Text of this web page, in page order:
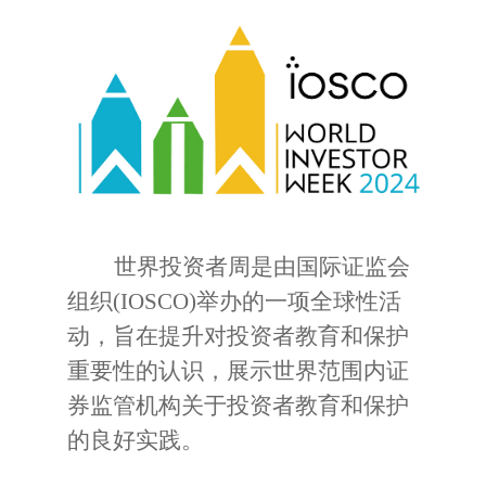
世界投资者周是由国际证监会
组织(IOSCO)举办的一项全球性活
动，旨在提升对投资者教育和保护
重要性的认识，展示世界范围内证
券监管机构关于投资者教育和保护
的良好实践。